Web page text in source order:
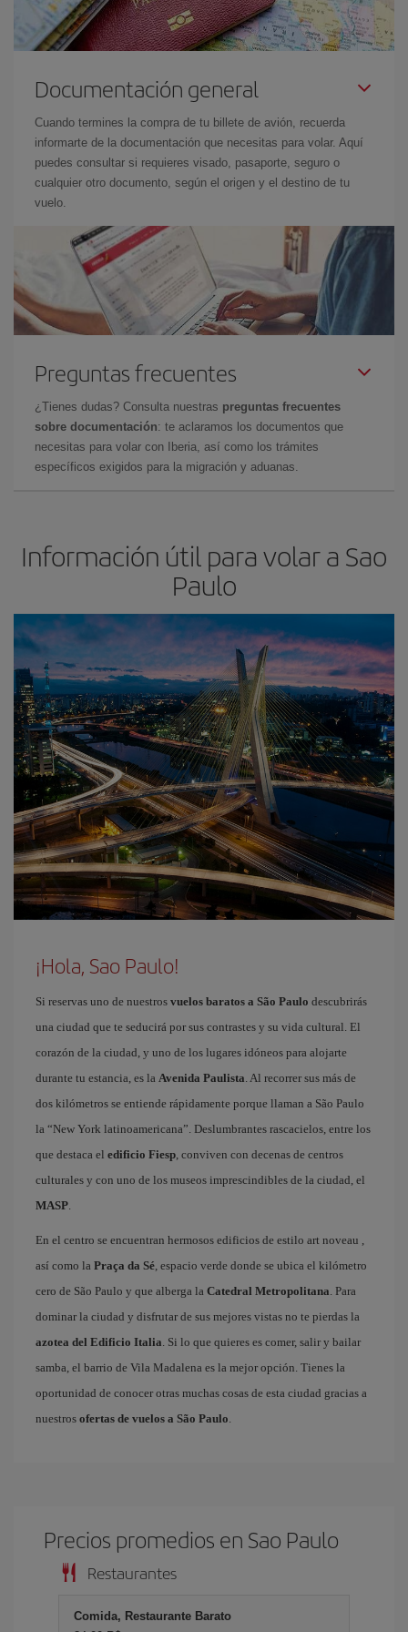
Documentación general
Cuando termines la compra de tu billete de avión, recuerda
informarte de la documentación que necesitas para volar. Aquí
puedes consultar si requieres visado, pasaporte, seguro o
cualquier otro documento, según el origen y el destino de tu
vuelo.
Preguntas frecuentes
¿Tienes dudas? Consulta nuestras preguntas frecuentes
sobre documentación: te aclaramos los documentos que
necesitas para volar con Iberia, así como los trámites
específicos exigidos para la migración y aduanas.
Información útil para volar a Sao
Paulo
¡Hola, Sao Paulo!
Si reservas uno de nuestros vuelos baratos a São Paulo descubrirás
una ciudad que te seducirá por sus contrastes y su vida cultural. El
corazón de la ciudad, y uno de los lugares idóneos para alojarte
durante tu estancia, es la Avenida Paulista. Al recorrer sus más de
dos kilómetros se entiende rápidamente porque llaman a São Paulo
la “New York latinoamericana”. Deslumbrantes rascacielos, entre los
que destaca el edificio Fiesp, conviven con decenas de centros
culturales y con uno de los museos imprescindibles de la ciudad, el
MASP.
En el centro se encuentran hermosos edificios de estilo art noveau ,
así como la Praça da Sé, espacio verde donde se ubica el kilómetro
cero de São Paulo y que alberga la Catedral Metropolitana. Para
dominar la ciudad y disfrutar de sus mejores vistas no te pierdas la
azotea del Edificio Italia. Si lo que quieres es comer, salir y bailar
samba, el barrio de Vila Madalena es la mejor opción. Tienes la
oportunidad de conocer otras muchas cosas de esta ciudad gracias a
nuestros ofertas de vuelos a São Paulo.
Precios promedios en Sao Paulo
Restaurantes
Comida, Restaurante Barato